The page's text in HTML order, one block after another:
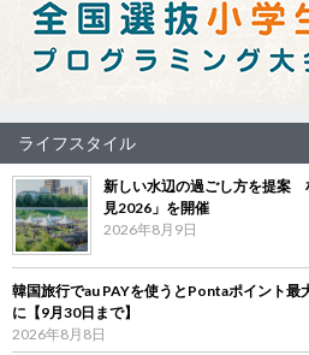
ライフスタイル
新しい水辺の過ごし方を提案
見2026」を開催
2026年8月9日
韓国旅行でau PAYを使うとPontaポイント
に【9月30日まで】
2026年8月8日